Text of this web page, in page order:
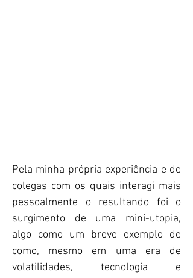
Pela minha própria experiência e de
colegas com os quais interagi mais
pessoalmente o resultando foi o
surgimento de uma mini-utopia,
algo como um breve exemplo de
como, mesmo em uma era de
volatilidades, tecnologia e